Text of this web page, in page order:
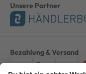
Unsere Partner
Bezahlung & Versand